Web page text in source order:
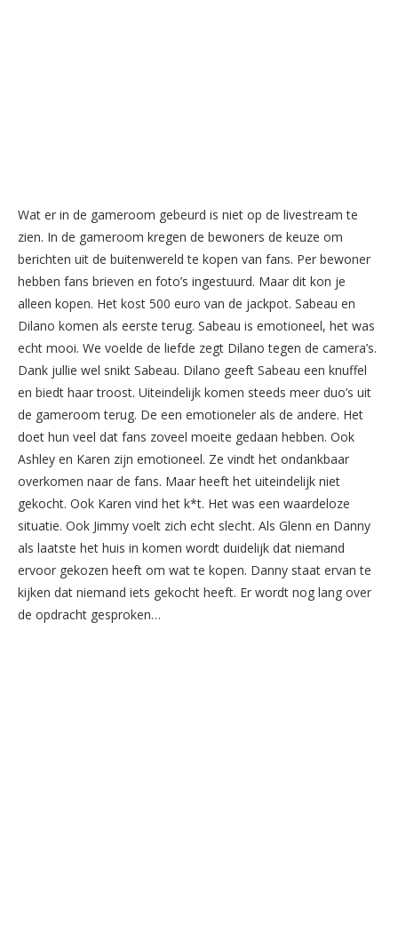
Wat er in de gameroom gebeurd is niet op de livestream te
zien. In de gameroom kregen de bewoners de keuze om
berichten uit de buitenwereld te kopen van fans. Per bewoner
hebben fans brieven en foto’s ingestuurd. Maar dit kon je
alleen kopen. Het kost 500 euro van de jackpot. Sabeau en
Dilano komen als eerste terug. Sabeau is emotioneel, het was
echt mooi. We voelde de liefde zegt Dilano tegen de camera’s.
Dank jullie wel snikt Sabeau. Dilano geeft Sabeau een knuffel
en biedt haar troost. Uiteindelijk komen steeds meer duo’s uit
de gameroom terug. De een emotioneler als de andere. Het
doet hun veel dat fans zoveel moeite gedaan hebben. Ook
Ashley en Karen zijn emotioneel. Ze vindt het ondankbaar
overkomen naar de fans. Maar heeft het uiteindelijk niet
gekocht. Ook Karen vind het k*t. Het was een waardeloze
situatie. Ook Jimmy voelt zich echt slecht. Als Glenn en Danny
als laatste het huis in komen wordt duidelijk dat niemand
ervoor gekozen heeft om wat te kopen. Danny staat ervan te
kijken dat niemand iets gekocht heeft. Er wordt nog lang over
de opdracht gesproken…